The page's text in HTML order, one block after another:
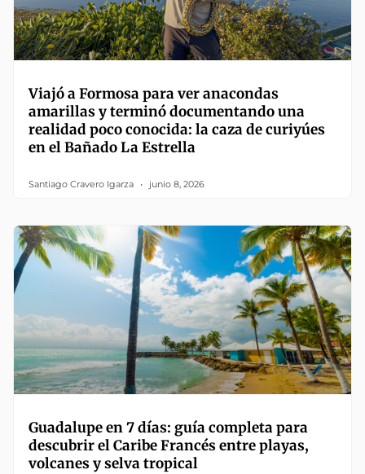
Viajó a Formosa para ver anacondas
amarillas y terminó documentando una
realidad poco conocida: la caza de curiyúes
en el Bañado La Estrella
Santiago Cravero Igarza junio 8, 2026
Guadalupe en 7 días: guía completa para
descubrir el Caribe Francés entre playas,
volcanes y selva tropical